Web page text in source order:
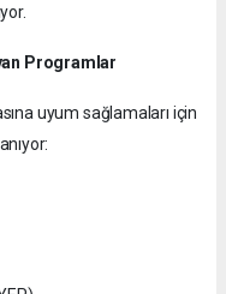
Programlar
uyum sağlamaları için